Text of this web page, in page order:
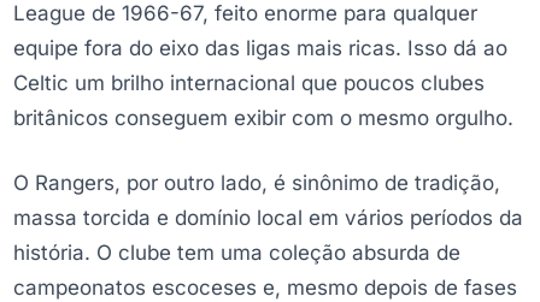
League de 1966-67, feito enorme para qualquer
equipe fora do eixo das ligas mais ricas. Isso dá ao
Celtic um brilho internacional que poucos clubes
britânicos conseguem exibir com o mesmo orgulho.
O Rangers, por outro lado, é sinônimo de tradição,
massa torcida e domínio local em vários períodos da
história. O clube tem uma coleção absurda de
campeonatos escoceses e, mesmo depois de fases